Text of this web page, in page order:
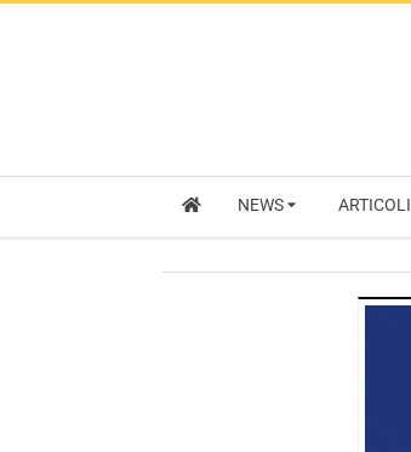
NEWS ARTICOLI